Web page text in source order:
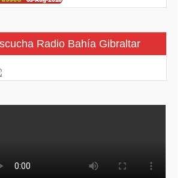
Radio Bahía Gibraltar